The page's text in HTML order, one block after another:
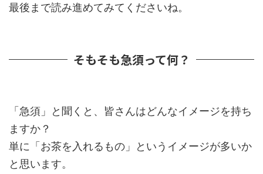
最後まで読み進めてみてくださいね。
そもそも急須って何？
「急須」と聞くと、皆さんはどんなイメージを持ち
ますか？
単に「お茶を入れるもの」というイメージが多いか
と思います。